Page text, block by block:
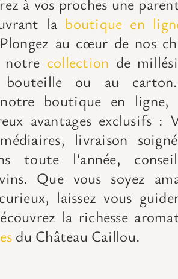
la boutique en
au cœur de nos
notre collection de
bouteille ou au
boutique en ligne,
avantages exclusifs :
livraison
toute l’année,
Que vous soyez
laissez vous
la richesse
du Château Caillou.